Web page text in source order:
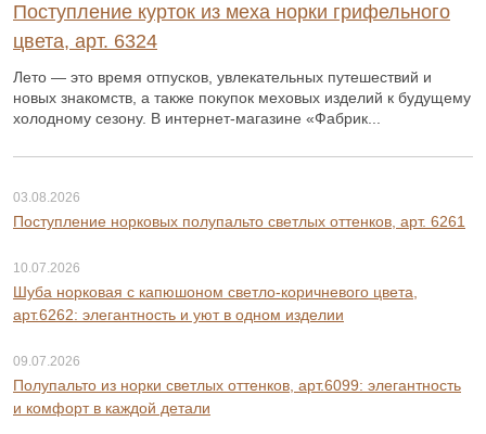
Поступление курток из меха норки грифельного
цвета, арт. 6324
Лето — это время отпусков, увлекательных путешествий и
новых знакомств, а также покупок меховых изделий к будущему
холодному сезону. В интернет-магазине «Фабрик...
03.08.2026
Поступление норковых полупальто светлых оттенков, арт. 6261
10.07.2026
Шуба норковая с капюшоном светло-коричневого цвета,
арт.6262: элегантность и уют в одном изделии
09.07.2026
Полупальто из норки светлых оттенков, арт.6099: элегантность
и комфорт в каждой детали